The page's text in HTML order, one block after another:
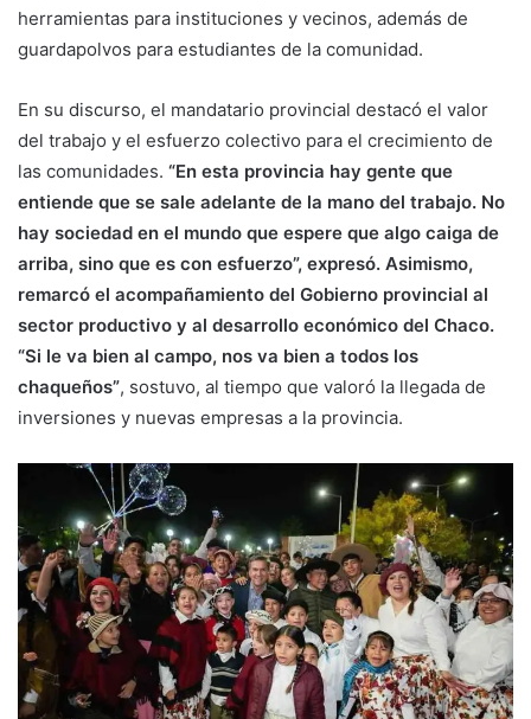
herramientas para instituciones y vecinos, además de
guardapolvos para estudiantes de la comunidad.
En su discurso, el mandatario provincial destacó el valor
del trabajo y el esfuerzo colectivo para el crecimiento de
las comunidades. “En esta provincia hay gente que
entiende que se sale adelante de la mano del trabajo. No
hay sociedad en el mundo que espere que algo caiga de
arriba, sino que es con esfuerzo”, expresó. Asimismo,
remarcó el acompañamiento del Gobierno provincial al
sector productivo y al desarrollo económico del Chaco.
“Si le va bien al campo, nos va bien a todos los
chaqueños”, sostuvo, al tiempo que valoró la llegada de
inversiones y nuevas empresas a la provincia.